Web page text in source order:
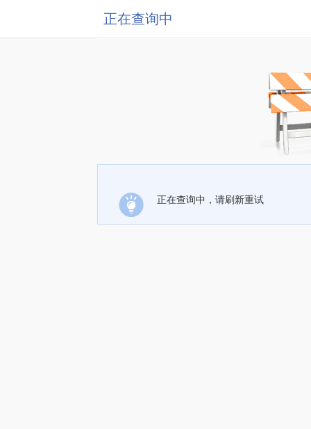
正在查询中
正在查询中，请刷新重试